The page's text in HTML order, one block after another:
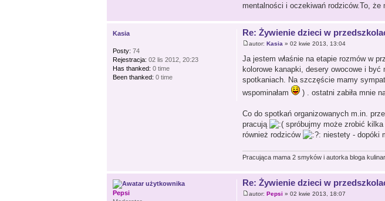
mentalności i oczekiwań rodziców.To,
Re: Żywienie dzieci w
autor: Kasia » 02 kwie 2013, 13:04
Ja jestem właśnie na etapie rozmów w
kolorowe kanapki, desery owocowe i
spotkaniach. Na szczęście mamy
wspominałam
) . ostatni zabiła mnie
Co do spotkań organizowanych m.in.
pracują
spróbujmy może zrobić kilka
również rodziców
niestety - dopóki
Pracująca mama 2 smyków i autorka bloga
Kasia
Posty: 74
Rejestracja: 02 lis 2012, 20:23
Has thanked: 0 time
Been thanked: 0 time
Re: Żywienie dzieci w
autor: Pepsi » 02 kwie 2013, 18:07
Pepsi